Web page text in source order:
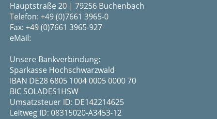
Hauptstraße 20 | 79256 Buchenbach
Telefon: +49 (0)7661 3965-0
Fax: +49 (0)7661 3965-927
eMail:
Unsere Bankverbindung:
Sparkasse Hochschwarzwald
IBAN DE28 6805 1004 0005 0000 70
BIC SOLADES1HSW
Umsatzsteuer ID: DE142214625
Leitweg ID: 08315020-A3453-12